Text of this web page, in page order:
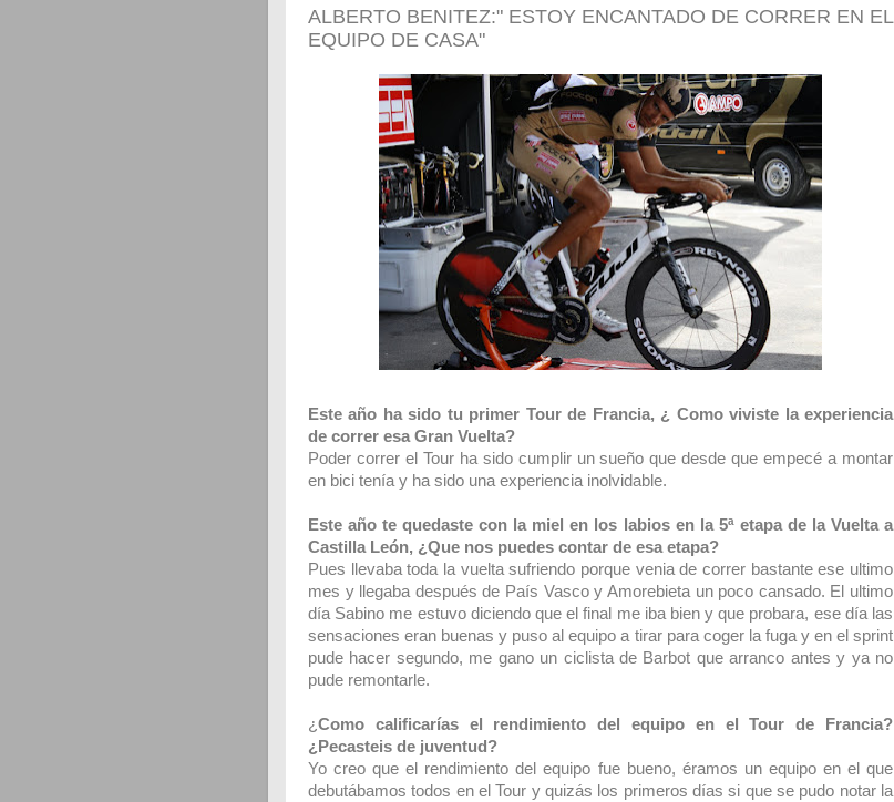
ALBERTO BENITEZ:" ESTOY ENCANTADO DE CORRER EN EL
EQUIPO DE CASA"
Este año ha sido tu primer Tour de Francia, ¿ Como viviste la experiencia
de correr esa Gran Vuelta?
Poder correr el Tour ha sido cumplir un sueño que desde que empecé a montar
en bici tenía y ha sido una experiencia inolvidable.
Este año te quedaste con la miel en los labios en la 5ª etapa de la Vuelta a
Castilla León, ¿Que nos puedes contar de esa etapa?
Pues llevaba toda la vuelta sufriendo porque venia de correr bastante ese ultimo
mes y llegaba después de País Vasco y Amorebieta un poco cansado. El ultimo
día Sabino me estuvo diciendo que el final me iba bien y que probara, ese día las
sensaciones eran buenas y puso al equipo a tirar para coger la fuga y en el sprint
pude hacer segundo, me gano un ciclista de Barbot que arranco antes y ya no
pude remontarle.
¿Como calificarías el rendimiento del equipo en el Tour de Francia?
¿Pecasteis de juventud?
Yo creo que el rendimiento del equipo fue bueno, éramos un equipo en el que
debutábamos todos en el Tour y quizás los primeros días si que se pudo notar la